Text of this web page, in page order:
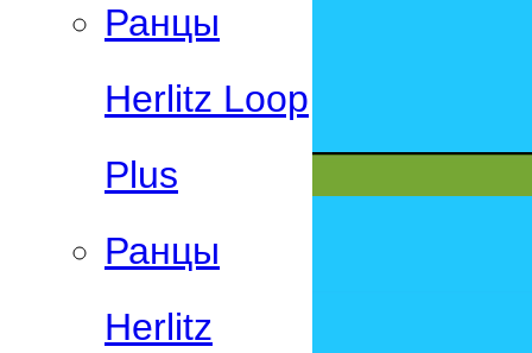
Ранцы
Herlitz Loop
Plus
Ранцы
Herlitz